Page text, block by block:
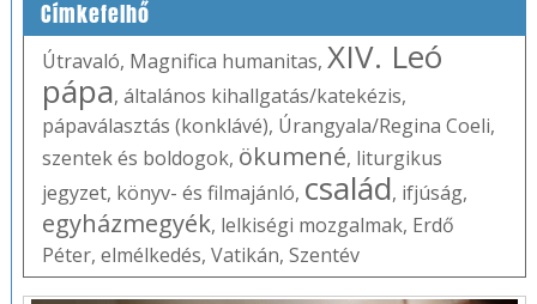
Címkefelhő
Útravaló, Magnifica humanitas, XIV. Leó
pápa, általános kihallgatás/katekézis,
pápaválasztás (konklávé), Úrangyala/Regina Coeli,
szentek és boldogok, ökumené, liturgikus
jegyzet, könyv- és filmajánló, család, ifjúság,
egyházmegyék, lelkiségi mozgalmak, Erdő
Péter, elmélkedés, Vatikán, Szentév